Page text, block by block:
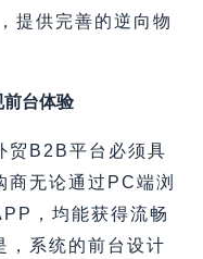
提供完善的逆向物
前台体验
贸B2B平台必须具
商无论通过PC端浏
，均能获得流畅
，系统的前台设计